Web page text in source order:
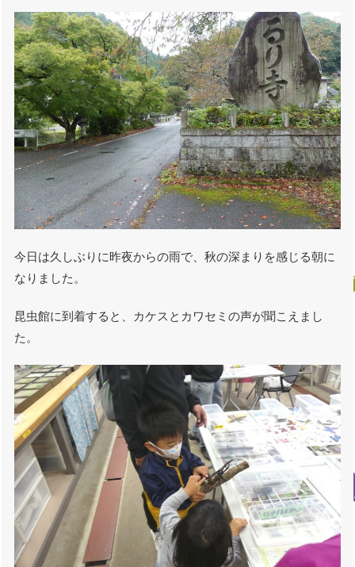
今日は久しぶりに昨夜からの雨で、秋の深まりを感じる朝に
なりました。
昆虫館に到着すると、カケスとカワセミの声が聞こえまし
た。